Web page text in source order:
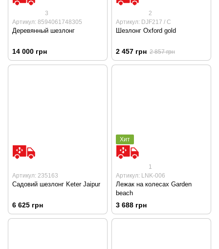
3
Артикул: 8594061748305
Деревянный шезлонг
14 000 грн
2
Артикул: DJF217 / С
Шезлонг Oxford gold
2 457 грн 2 857 грн
Артикул: 235163
Садовий шезлонг Keter Jaipur
6 625 грн
Хит
1
Артикул: LNK-006
Лежак на колесах Garden
beach
3 688 грн